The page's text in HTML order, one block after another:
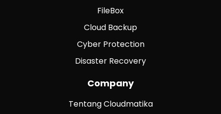
FileBox
Cloud Backup
Cyber Protection
Disaster Recovery
Company
Tentang Cloudmatika